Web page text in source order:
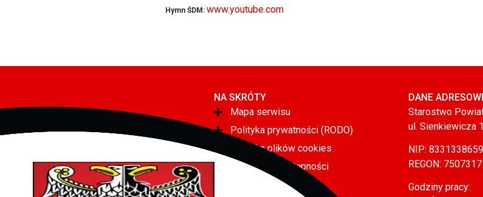
Hymn ŚDM: www.youtube.com
NA SKRÓTY
Mapa serwisu
Polityka prywatności (RODO)
Polityka plików cookies
Deklaracja dostępności
DANE
Starostwo
ul. Sienkiewicza
NIP: 8331338659
REGON:
Godziny pracy: